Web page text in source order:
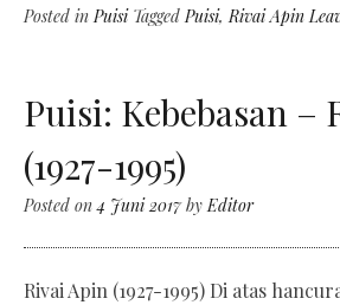
Posted inPuisi TaggedPuisi,Rivai Apin
Puisi: Kebebasan –
(1927-1995)
Posted on4 Juni 2017byEditor
Rivai Apin (1927-1995) Di atas